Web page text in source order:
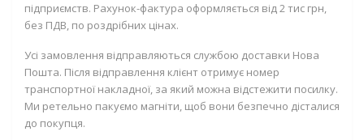
підприємств. Рахунок-фактура оформляється від 2 тис грн,
без ПДВ, по роздрібних цінах.
Усі замовлення відправляються службою доставки Нова
Пошта. Після відправлення клієнт отримує номер
транспортної накладної, за який можна відстежити посилку.
Ми ретельно пакуємо магніти, щоб вони безпечно дісталися
до покупця.